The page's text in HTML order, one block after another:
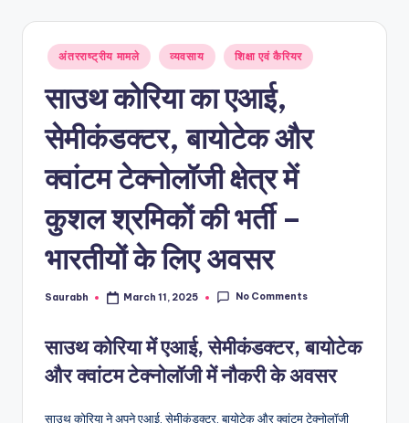
खेल,
और
Posted
in
अंतरराष्ट्रीय मामले व्यवसाय शिक्षा एवं कैरियर
साउथ कोरिया का एआई,
सेमीकंडक्टर, बायोटेक और
क्वांटम टेक्नोलॉजी क्षेत्र में
कुशल श्रमिकों की भर्ती –
भारतीयों के लिए अवसर
Posted
Saurabh March 11, 2025 No Comments
साउथ कोरिया में एआई, सेमीकंडक्टर, बायोटेक
और क्वांटम टेक्नोलॉजी में नौकरी के अवसर
साउथ कोरिया ने अपने एआई, सेमीकंडक्टर, बायोटेक और क्वांटम टेक्नोलॉजी